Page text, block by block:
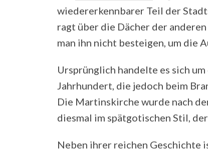
wiedererkennbarer Teil der
ragt über die Dächer der
man ihn nicht besteigen, um die
Ursprünglich handelte es sich
Jahrhundert, die jedoch beim
Die Martinskirche wurde nach
diesmal im spätgotischen Stil,
Neben ihrer reichen Geschichte